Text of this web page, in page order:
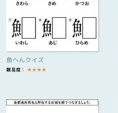
魚へんクイズ
難易度： ★★★★